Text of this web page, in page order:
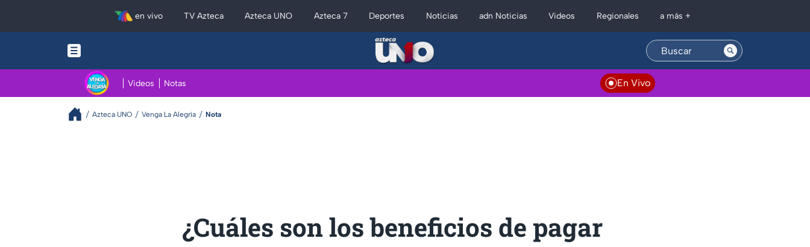
en vivo TV Azteca Azteca UNO Azteca 7 Deportes Noticias adn Noticias Videos Regionales a más +
Videos Notas En Vivo
Azteca UNO Venga La Alegría Nota
¿Cuáles son los beneficios de pagar